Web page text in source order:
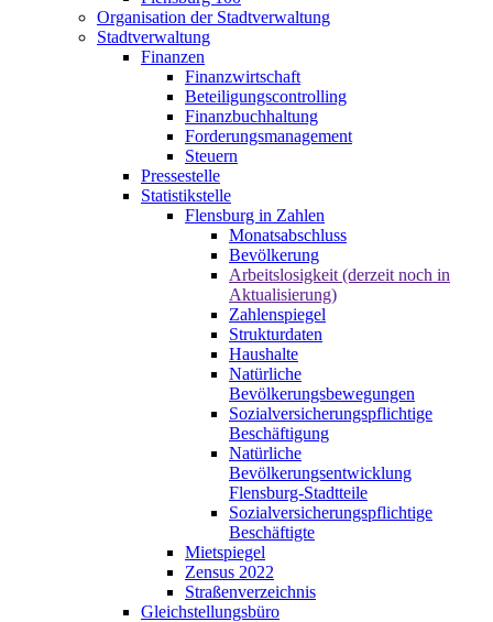
Organisation der Stadtverwaltung
Stadtverwaltung
Finanzen
Finanzwirtschaft
Beteiligungscontrolling
Finanzbuchhaltung
Forderungsmanagement
Steuern
Pressestelle
Statistikstelle
Flensburg in Zahlen
Monatsabschluss
Bevölkerung
Arbeitslosigkeit (derzeit noch in
Aktualisierung)
Zahlenspiegel
Strukturdaten
Haushalte
Natürliche
Bevölkerungsbewegungen
Sozialversicherungspflichtige
Beschäftigung
Natürliche
Bevölkerungsentwicklung
Flensburg-Stadtteile
Sozialversicherungspflichtige
Beschäftigte
Mietspiegel
Zensus 2022
Straßenverzeichnis
Gleichstellungsbüro